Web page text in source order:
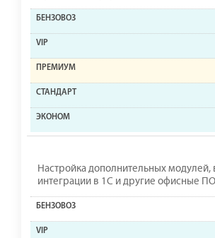
Настройка дополнительных модулей,
интеграции в 1С и другие офисные ПО